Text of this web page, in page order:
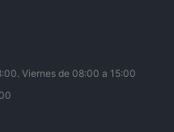
Viernes de 08:00 a 15:00